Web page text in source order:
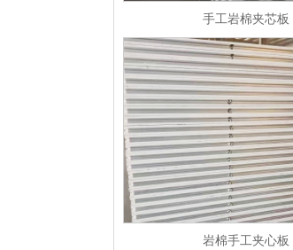
手工岩棉夹芯板
岩棉手工夹心板